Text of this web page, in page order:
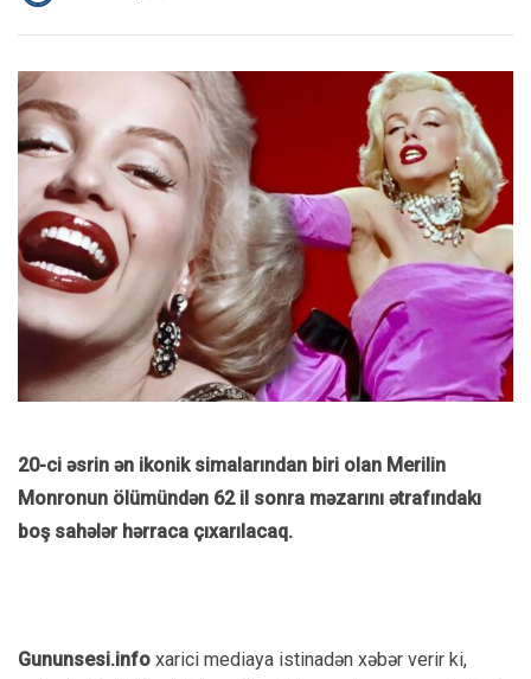
20-ci əsrin ən ikonik simalarından biri olan Merilin
Monronun ölümündən 62 il sonra məzarını ətrafındakı
boş sahələr hərraca çıxarılacaq.
Gununsesi.info xarici mediaya istinadən xəbər verir ki,